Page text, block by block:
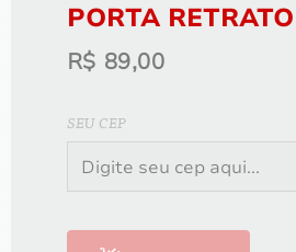
R$1.200,00
PORTA
R$ 89,00
SEU CEP